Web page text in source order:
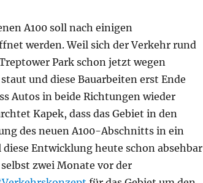
A100 soll nach einigen
werden. Weil sich der Verkehr rund
Park schon jetzt wegen
und diese Bauarbeiten erst Ende
Autos in beide Richtungen wieder
Kapek, dass das Gebiet in den
des neuen A100-Abschnitts in ein
Entwicklung heute schon absehbar
zwei Monate vor der